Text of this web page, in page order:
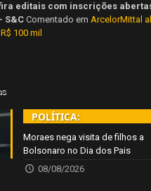
editais com inscrições
S&C Comentado em ArcelorMittal
100 mil
POLÍTICA:
Moraes nega visita de filhos a
Bolsonaro no Dia dos Pais
08/08/2026